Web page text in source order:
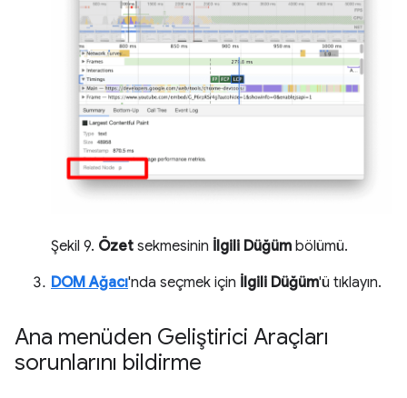
Şekil 9. Özet sekmesinin İlgili Düğüm bölümü.
DOM Ağacı'nda seçmek için İlgili Düğüm'ü tıklayın.
Ana menüden Geliştirici Araçları
sorunlarını bildirme